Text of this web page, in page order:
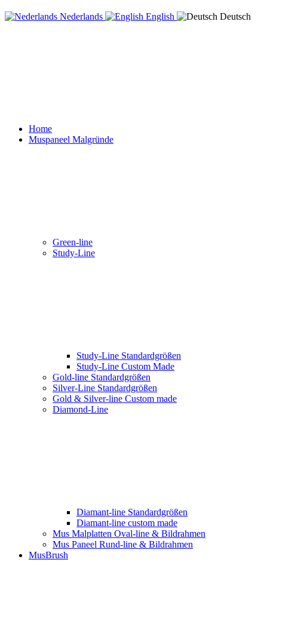
Nederlands English Deutsch
Home
Muspaneel Malgründe
Green-line
Study-Line
Study-Line Standardgrößen
Study-Line Custom Made
Gold-line Standardgrößen
Silver-Line Standardgrößen
Gold & Silver-line Custom made
Diamond-Line
Diamant-line Standardgrößen
Diamant-line custom made
Mus Malplatten Oval-line & Bildrahmen
Mus Paneel Rund-line & Bildrahmen
MusBrush